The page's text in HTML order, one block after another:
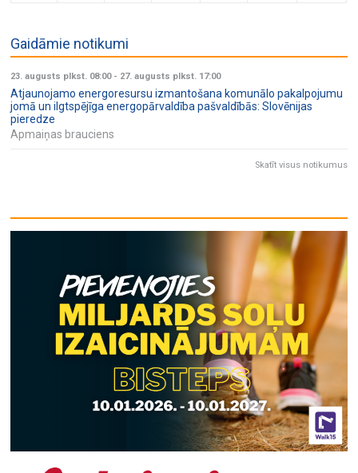
Gaidāmie notikumi
23. augusts plkst. 08:00- 27. augusts plkst. 17:00
Atjaunojamo energoresursu izmantošana komunālo pakalpojumu
jomā un ilgtspējīga energopārvaldība pašvaldībās: Slovēnijas
pieredze
Apmaiņas brauciens
Skatīt visus notikumus